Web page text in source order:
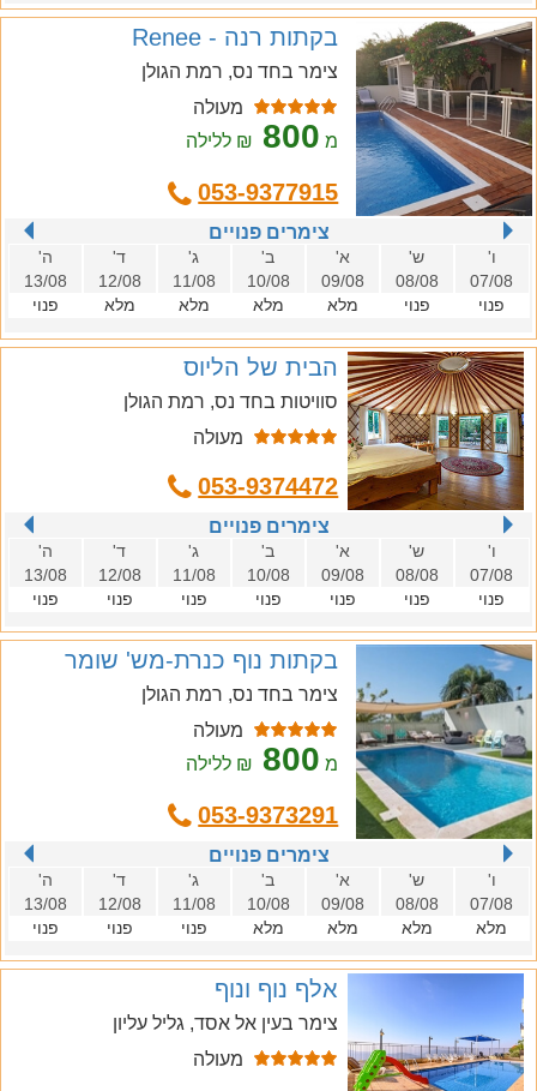
בקתות רנה - Renee
צימר בחד נס, רמת הגולן
מעולה
מ 800 ₪ ללילה
053-9377915
צימרים פנויים
ו'
07/08
פנוי
ש'
08/08
פנוי
א'
09/08
מלא
ב'
10/08
מלא
ג'
11/08
מלא
ד'
12/08
מלא
ה'
13/08
פנוי
הבית של הליוס
סוויטות בחד נס, רמת הגולן
מעולה
צימרים פנויים
ו'
07/08
פנוי
ש'
08/08
פנוי
א'
09/08
פנוי
ב'
10/08
פנוי
ג'
11/08
פנוי
ד'
12/08
פנוי
ה'
13/08
פנוי
בקתות נוף כנרת-מש' שומר
צימר בחד נס, רמת הגולן
מעולה
מ 800 ₪ ללילה
053-9373291
צימרים פנויים
ו'
07/08
מלא
ש'
08/08
מלא
א'
09/08
מלא
ב'
10/08
מלא
ג'
11/08
פנוי
ד'
12/08
פנוי
ה'
13/08
פנוי
אלף נוף ונוף
צימר בעין אל אסד, גליל עליון
מעולה